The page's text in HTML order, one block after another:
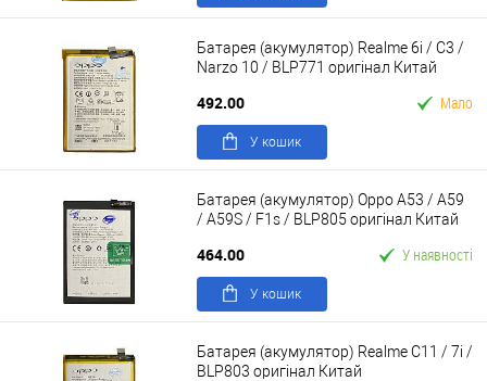
Батарея (акумулятор) Realme 6i / C3 /
Narzo 10 / BLP771 оригінал Китай
492.00 Мало
У кошик
Батарея (акумулятор) Oppo A53 / A59
/ A59S / F1s / BLP805 оригінал Китай
464.00 У наявності
У кошик
Батарея (акумулятор) Realme C11 / 7i /
BLP803 оригінал Китай